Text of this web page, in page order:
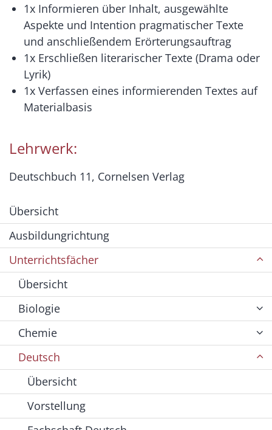
1x Informieren über Inhalt, ausgewählte
Aspekte und Intention pragmatischer Texte
und anschließendem Erörterungsauftrag
1x Erschließen literarischer Texte (Drama oder
Lyrik)
1x Verfassen eines informierenden Textes auf
Materialbasis
Lehrwerk:
Deutschbuch 11, Cornelsen Verlag
Übersicht
Ausbildungrichtung
Unterrichtsfächer
Übersicht
Biologie
Chemie
Deutsch
Übersicht
Vorstellung